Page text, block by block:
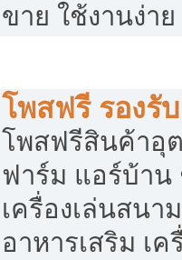
ขาย ใช้งานง่าย
โพสฟรี รองรั
โพสฟรีสินค้าอุ
ฟาร์ม แอร์บ้าน
เครื่องเล่นสนา
อาหารเสริม เ